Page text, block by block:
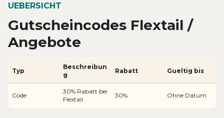
UEBERSICHT
Gutscheincodes Flextail /
Angebote
Typ
Beschreibun
g
Rabatt Gueltig bis
Code
30% Rabatt bei
Flextail
30% Ohne Datum